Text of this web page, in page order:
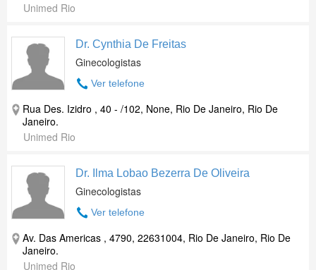
Unimed Rio
Dr. Cynthia De Freitas
Ginecologistas
Ver telefone
Rua Des. Izidro , 40 - /102, None, Rio De Janeiro, Rio De
Janeiro.
Unimed Rio
Dr. Ilma Lobao Bezerra De Oliveira
Ginecologistas
Ver telefone
Av. Das Americas , 4790, 22631004, Rio De Janeiro, Rio De
Janeiro.
Unimed Rio